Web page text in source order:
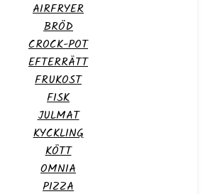
AIRFRYER
BRÖD
CROCK-POT
EFTERRÄTT
FRUKOST
FISK
JULMAT
KYCKLING
KÖTT
OMNIA
PIZZA